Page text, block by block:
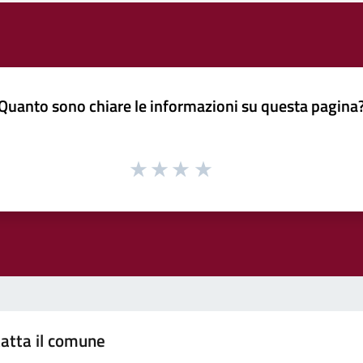
sono chiare le informazioni su questa
il comune